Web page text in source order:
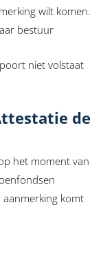
wilt komen.
bestuur
niet volstaat
de
het moment van
aanmerking komt